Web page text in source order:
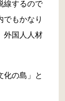
線するので
でもかなり
外国人人材
化の島」と